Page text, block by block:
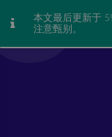
本文最后更新于
注意甄别。